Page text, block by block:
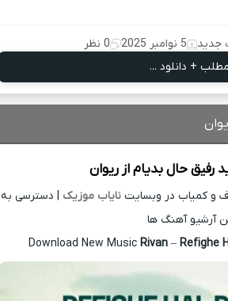
جدید 5 نوامبر 2025
0 نظر
+ دانلود ...
رفیق حال بدیام ازریوان
و کمیاب در وبسایتنایاب موزیک | دسترسی به
آرشیو آهنگ ها
Download New Music Rivan– Refighe